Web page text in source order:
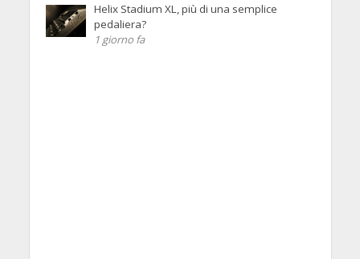
Helix Stadium XL, più di una semplice
pedaliera?
1 giorno fa